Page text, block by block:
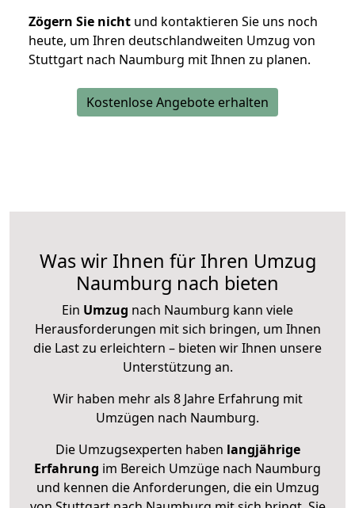
Zögern Sie nicht und kontaktieren Sie uns noch
heute, um Ihren deutschlandweiten Umzug von
Stuttgart nach Naumburg mit Ihnen zu planen.
Kostenlose Angebote erhalten
Was wir Ihnen für Ihren Umzug
Naumburg nach bieten
Ein Umzug nach Naumburg kann viele
Herausforderungen mit sich bringen, um Ihnen
die Last zu erleichtern – bieten wir Ihnen unsere
Unterstützung an.
Wir haben mehr als 8 Jahre Erfahrung mit
Umzügen nach Naumburg.
Die Umzugsexperten haben langjährige
Erfahrung im Bereich Umzüge nach Naumburg
und kennen die Anforderungen, die ein Umzug